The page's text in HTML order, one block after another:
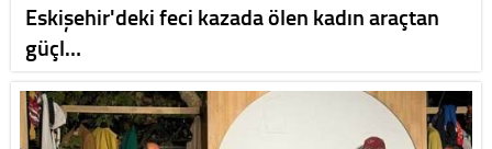
Eskişehir'deki feci kazada ölen kadın araçtan
güçl…